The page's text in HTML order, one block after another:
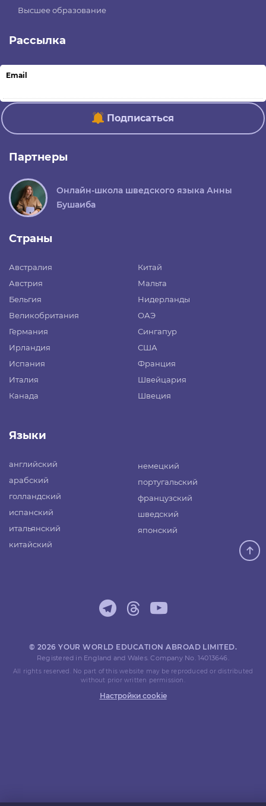
Высшее образование
Рассылка
Email
Подписаться
Партнеры
Онлайн-школа шведского языка Анны
Бушаиба
Страны
Австралия
Австрия
Бельгия
Великобритания
Германия
Ирландия
Испания
Италия
Канада
Китай
Мальта
Нидерланды
ОАЭ
Сингапур
США
Франция
Швейцария
Швеция
Языки
английский
арабский
голландский
испанский
итальянский
китайский
немецкий
португальский
французский
шведский
японский
© 2026 YOUR WORLD EDUCATION ABROAD LIMITED.
Registered in England and Wales. Company No. 14013646.
All rights reserved. No part of this website may be reproduced or distributed
without prior written permission.
Настройки cookie